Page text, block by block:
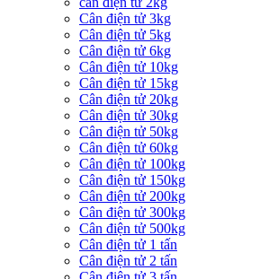
Cân điện tử 3kg
Cân điện tử 5kg
Cân điện tử 6kg
Cân điện tử 10kg
Cân điện tử 15kg
Cân điện tử 20kg
Cân điện tử 30kg
Cân điện tử 50kg
Cân điện tử 60kg
Cân điện tử 100kg
Cân điện tử 150kg
Cân điện tử 200kg
Cân điện tử 300kg
Cân điện tử 500kg
Cân điện tử 1 tấn
Cân điện tử 2 tấn